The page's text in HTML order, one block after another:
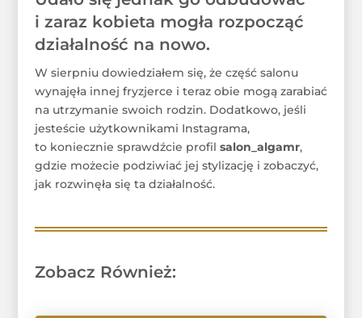
i zaraz kobieta mogła rozpocząć
działalność na nowo.
W sierpniu dowiedziałem się, że część salonu
wynajęła innej fryzjerce i teraz obie mogą zarabiać
na utrzymanie swoich rodzin. Dodatkowo, jeśli
jesteście użytkownikami Instagrama,
to koniecznie sprawdźcie profil salon_algamr,
gdzie możecie podziwiać jej stylizację i zobaczyć,
jak rozwinęła się ta działalność.
Zobacz Również: